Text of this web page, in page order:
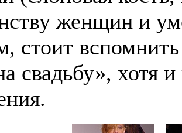
женщин и
стоит
свадьбу», хотя